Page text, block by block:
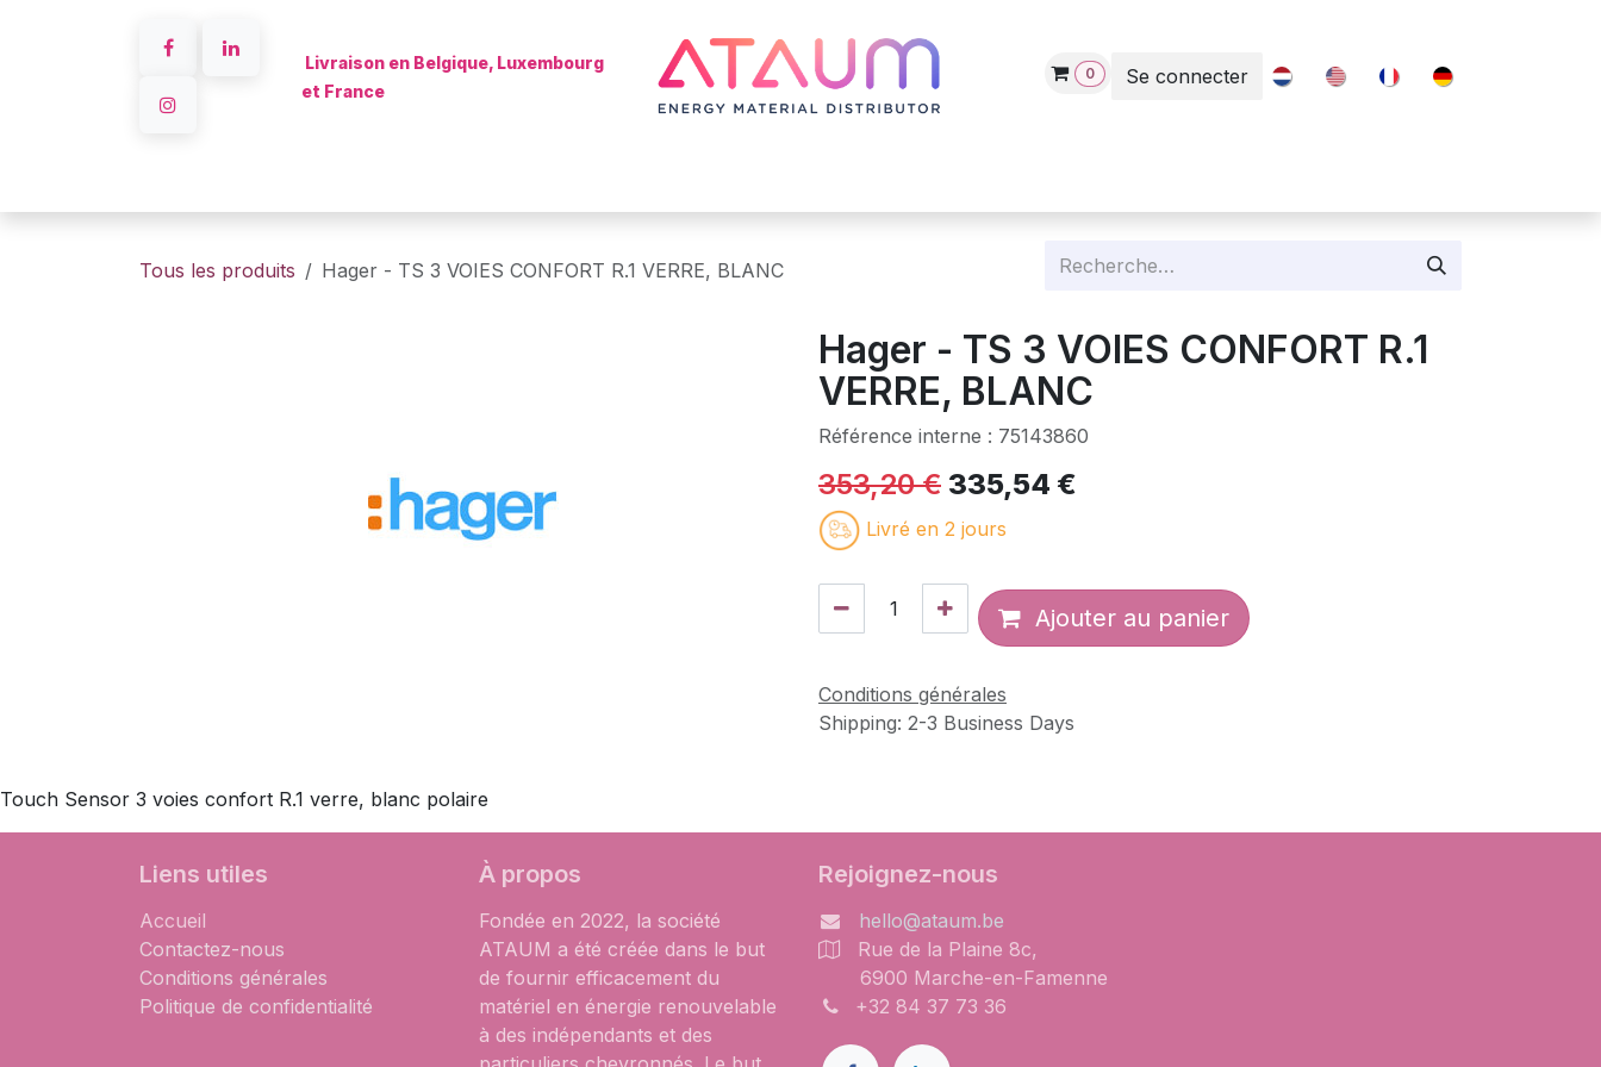
Livraison en Belgique, Luxembourg
et France
0 Se connecter
Tous les produits Hager - TS 3 VOIES CONFORT R.1 VERRE, BLANC
Hager - TS 3 VOIES CONFORT R.1
VERRE, BLANC
Référence interne : 75143860
353,20€ 335,54 €
Livré en 2 jours
Ajouter au panier
Conditions générales
Shipping: 2-3 Business Days
Touch Sensor 3 voies confort R.1 verre, blanc polaire
Liens utiles
Accueil
Contactez-nous
Conditions générales
Politique de confidentialité
À propos
Fondée en 2022, la société
ATAUM a été créée dans le but
de fournir efficacement du
matériel en énergie renouvelable
à des indépendants et des
Rejoignez-nous
hello@ataum.be
Rue de la Plaine 8c,
6900 Marche-en-Famenne
+32 84 37 73 36